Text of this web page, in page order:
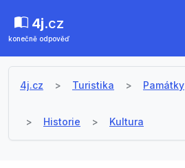
4j.cz
konečně odpověď
4j.cz Turistika Památky
Historie Kultura